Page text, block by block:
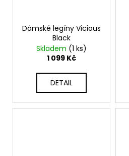
Dámské legíny Vicious
Black
Skladem (1 ks)
1 099 Kč
DETAIL